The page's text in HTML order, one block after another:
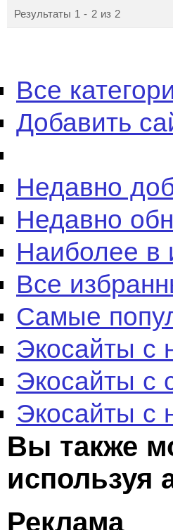
Результаты 1 - 2 из 2
Все
Добавить
Недавно
Недавно
Наиболее в
Все
Самые
Экосайты с
Экосайты с
Экосайты с
Вы также
используя
Реклама